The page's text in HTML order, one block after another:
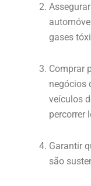
gases
Comprar
negócios
veículos
percorrer
Garantir
são